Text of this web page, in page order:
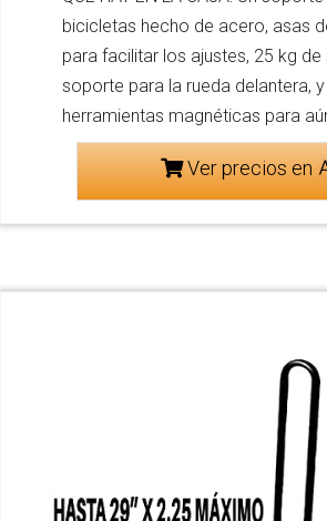
bicicletas hecho de acero, asas
para facilitar los ajustes, 25 kg de
soporte para la rueda delantera,
herramientas magnéticas para
Ver precios en